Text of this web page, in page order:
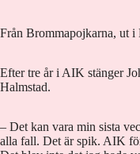
Från Brommapojkarna, ut
Efter tre år i AIK stänger
Halmstad.
– Det kan vara min sista
alla fall. Det är spik. AIK